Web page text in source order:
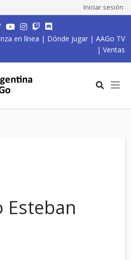
Iniciar sesión
en línea | Dónde jugar | AAGo TV
| Ventas
Esteban